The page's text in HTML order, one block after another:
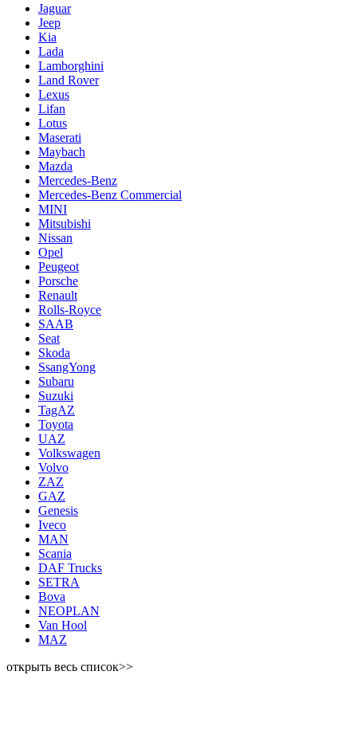
Jaguar
Jeep
Kia
Lada
Lamborghini
Land Rover
Lexus
Lifan
Lotus
Maserati
Maybach
Mazda
Mercedes-Benz
Mercedes-Benz Commercial
MINI
Mitsubishi
Nissan
Opel
Peugeot
Porsche
Renault
Rolls-Royce
SAAB
Seat
Skoda
SsangYong
Subaru
Suzuki
TagAZ
Toyota
UAZ
Volkswagen
Volvo
ZAZ
GAZ
Genesis
Iveco
MAN
Scania
DAF Trucks
SETRA
Bova
NEOPLAN
Van Hool
MAZ
открыть весь список>>